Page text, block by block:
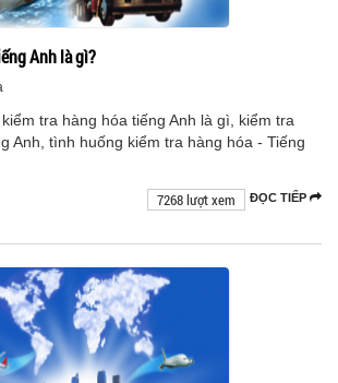
Anh là gì?
tra hàng hóa tiếng Anh là gì, kiểm tra
Anh, tình huống kiểm tra hàng hóa - Tiếng
ĐỌC TIẾP
7268 lượt xem